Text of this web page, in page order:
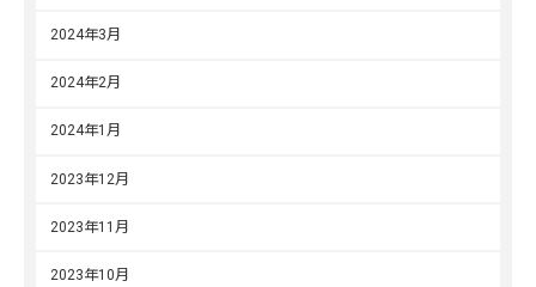
2024年3月
2024年2月
2024年1月
2023年12月
2023年11月
2023年10月